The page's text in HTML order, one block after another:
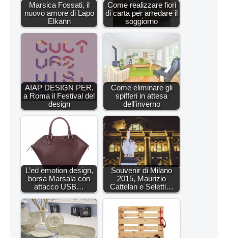
Marsica Fossati, il
nuovo amore di Lapo
Elkann
Come realizzare fiori
di carta per arredare il
soggiorno
AIAP DESIGN PER,
a Roma il Festival del
design
Come eliminare gli
spifferi in attesa
dell'inverno
L’ed emotion design,
borsa Marsala con
attacco USB…
Souvenir di Milano
2015, Maurizio
Cattelan e Seletti…